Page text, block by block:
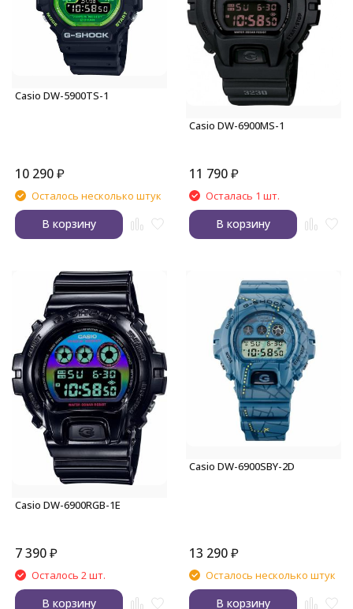
Casio DW-5900TS-1
10 290₽
Осталось несколько штук
В корзину
Casio DW-6900MS-1
11 790₽
Осталась 1 шт.
В корзину
Casio DW-6900RGB-1E
7 390₽
Осталось 2 шт.
В корзину
Casio DW-6900SBY-2D
13 290₽
Осталось несколько штук
В корзину